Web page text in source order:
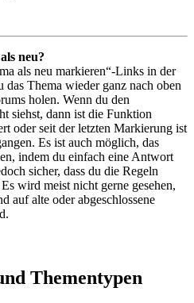
neu?
als neu markieren“-Links in der
das Thema wieder ganz nach oben
holen. Wenn du den
siehst, dann ist die Funktion
oder seit der letzten Markierung ist
Es ist auch möglich, das
indem du einfach eine Antwort
sicher, dass du die Regeln
wird meist nicht gerne gesehen,
auf alte oder abgeschlossene
Thementypen